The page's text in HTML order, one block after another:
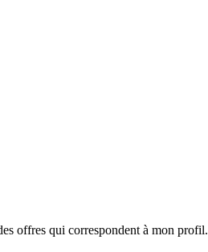
offres qui correspondent à mon profil.